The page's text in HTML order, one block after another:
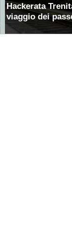
Hackerata
viaggio dei